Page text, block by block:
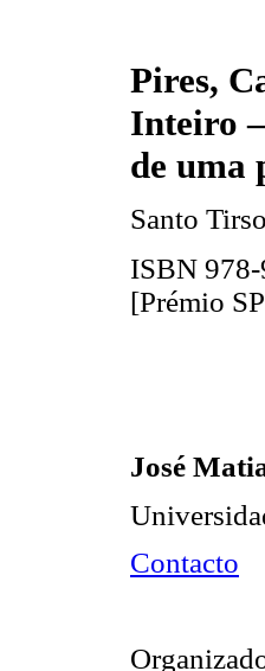
Pires,
Inteiro
de uma
Santo
ISBN
[Prémio
José
Contacto